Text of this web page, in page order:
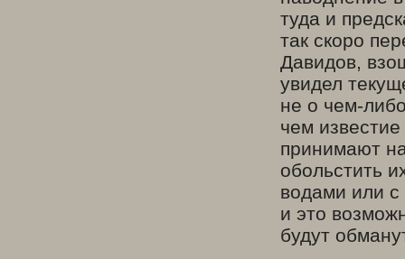
туда и
так скоро
Давидов,
увидел
не о чем-
чем
принимают
обольстить
водами или
и это
будут